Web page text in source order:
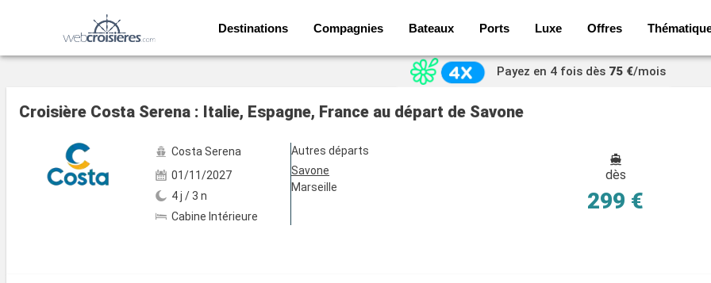
Destinations Compagnies Bateaux Ports Luxe Offres
Voir les 5 autres photos
Payez en 4 fois dès75 €/mois
Croisière Costa Serena : Italie, Espagne, France au départ de Savone
Costa Serena
01/11/2027
4 j / 3 n
Cabine Intérieure
Autres départs
Savone
Marseille
dès
299 €